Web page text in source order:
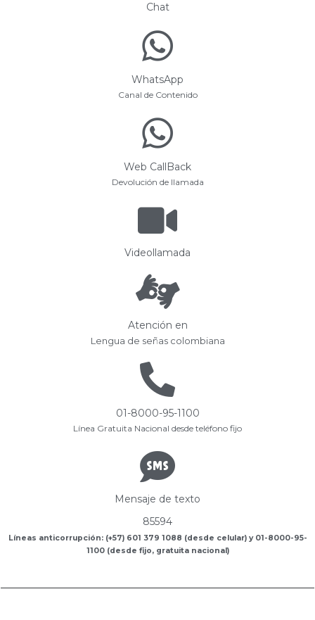
Chat
WhatsApp
Canal de Contenido
Web CallBack
Devolución de llamada
Videollamada
Atención en
Lengua de señas colombiana
01-8000-95-1100
Línea Gratuita Nacional desde teléfono fijo
Mensaje de texto
85594
Líneas anticorrupción: (+57) 601 379 1088 (desde celular) y 01-8000-95-
1100 (desde fijo, gratuita nacional)